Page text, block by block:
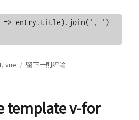
=> entry.title).join(', ')
,vue 留下一則評論在
output
template v-for